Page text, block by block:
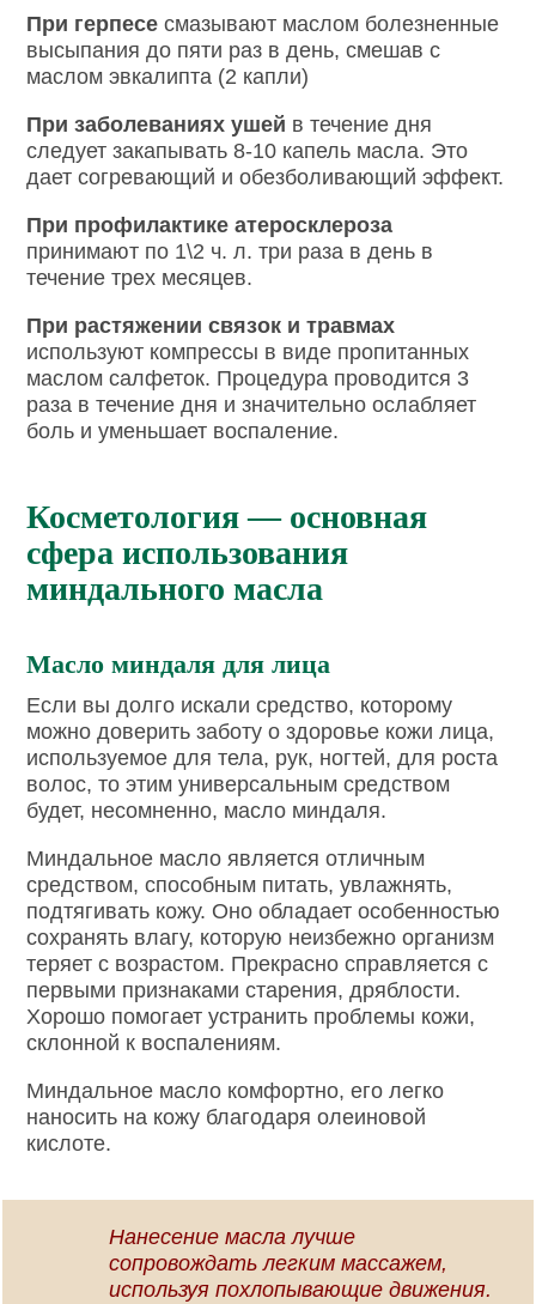
При герпесесмазывают маслом болезненные
высыпания до пяти раз в день, смешав с
маслом эвкалипта (2 капли)
При заболеваниях ушей в течение дня
следует закапывать 8-10 капель масла. Это
дает согревающий и обезболивающий эффект.
При профилактике атеросклероза
принимают по 1\2 ч. л. три раза в день в
течение трех месяцев.
При растяжении связок и травмах
используют компрессы в виде пропитанных
маслом салфеток. Процедура проводится 3
раза в течение дня и значительно ослабляет
боль и уменьшает воспаление.
Косметология — основная
сфера использования
миндального масла
Масло миндаля для лица
Если вы долго искали средство, которому
можно доверить заботу о здоровье кожи лица,
используемое для тела, рук, ногтей, для роста
волос, то этим универсальным средством
будет, несомненно, масло миндаля.
Миндальное масло является отличным
средством, способным питать, увлажнять,
подтягивать кожу. Оно обладает особенностью
сохранять влагу, которую неизбежно организм
теряет с возрастом. Прекрасно справляется с
первыми признаками старения, дряблости.
Хорошо помогает устранить проблемы кожи,
склонной к воспалениям.
Миндальное масло комфортно, его легко
наносить на кожу благодаря олеиновой
кислоте.
Нанесение масла лучше
сопровождать легким массажем,
используя похлопывающие движения.